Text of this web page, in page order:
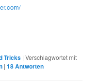
Tricks |Verschlagwortet mit
|18Antworten